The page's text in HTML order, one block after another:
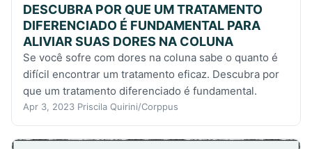
DESCUBRA POR QUE UM TRATAMENTO
DIFERENCIADO É FUNDAMENTAL PARA
ALIVIAR SUAS DORES NA COLUNA
Se você sofre com dores na coluna sabe o quanto é
difícil encontrar um tratamento eficaz. Descubra por
que um tratamento diferenciado é fundamental.
Apr 3, 2023 Priscila Quirini/Corppus